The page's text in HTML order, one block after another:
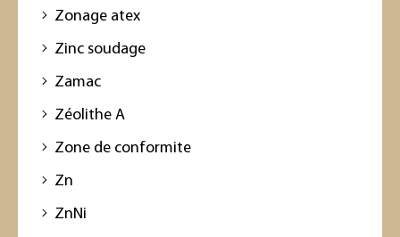
Zonage atex
Zinc soudage
Zamac
Zéolithe A
Zone de conformite
Zn
ZnNi